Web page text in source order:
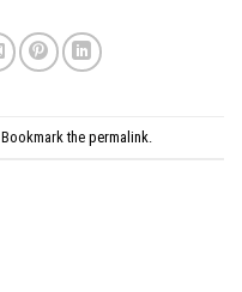
. Bookmark the permalink